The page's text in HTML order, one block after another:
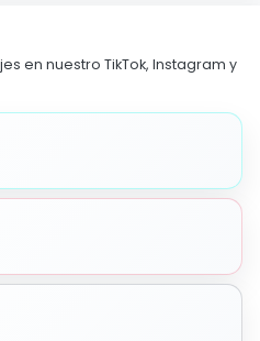
en nuestro TikTok, Instagram y